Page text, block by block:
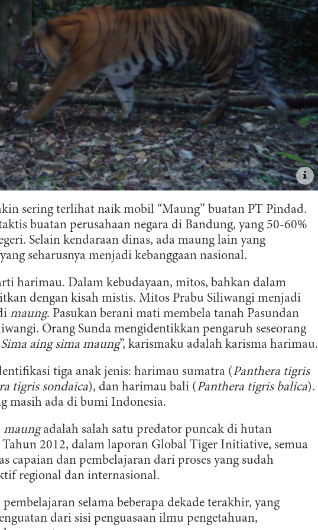
sering terlihat naik mobil “Maung” buatan PT Pindad.
buatan perusahaan negara di Bandung, yang 50-60%
Selain kendaraan dinas, ada maung lain yang
seharusnya menjadi kebanggaan nasional.
harimau. Dalam kebudayaan, mitos, bahkan dalam
dengan kisah mistis. Mitos Prabu Siliwangi menjadi
maung. Pasukan berani mati membela tanah Pasundan
Orang Sunda mengidentikkan pengaruh seseorang
Sima aing sima maung”, karismaku adalah karisma harimau.
tiga anak jenis: harimau sumatra (Panthera tigris
tigris sondaica), dan harimau bali (Panthera tigris balica).
masih ada di bumi Indonesia.
maungadalah salah satu predator puncak di hutan
2012, dalam laporan Global Tiger Initiative, semua
capaian dan pembelajaran dari proses yang sudah
regional dan internasional.
selama beberapa dekade terakhir, yang
dari sisi penguasaan ilmu pengetahuan,